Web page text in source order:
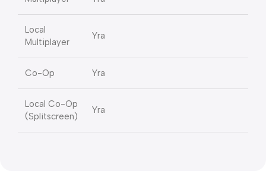
Local
Multiplayer
Yra
Co-Op Yra
Local Co-Op
(Splitscreen)
Yra